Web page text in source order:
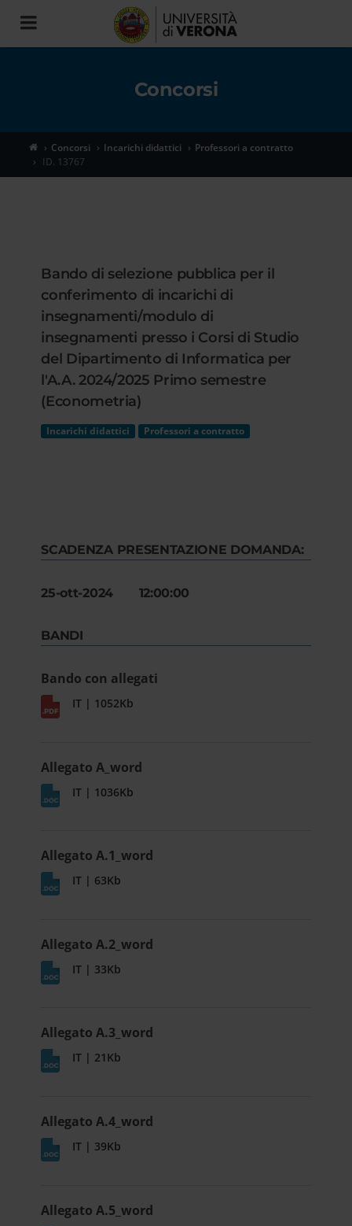
Toggle
navigation
Concorsi
Concorsi Incarichi didattici
Professori a contratto
ID. 13767
Bando di selezione pubblica per il
conferimento di incarichi di
insegnamenti/modulo di
insegnamenti presso i Corsi di Studio
del Dipartimento di Informatica per
l'A.A. 2024/2025 Primo semestre
(Econometria)
Incarichi didattici Professori a contratto
SCADENZA PRESENTAZIONE DOMANDA:
25-ott-2024 12:00:00
BANDI
Bando con allegati
IT | 1052Kb
Allegato A_word
IT | 1036Kb
Allegato A.1_word
IT | 63Kb
Allegato A.2_word
IT | 33Kb
Allegato A.3_word
IT | 21Kb
Allegato A.4_word
IT | 39Kb
Allegato A.5_word